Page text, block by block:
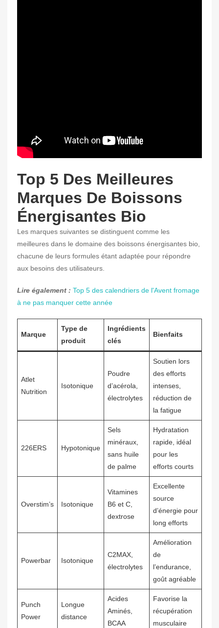
Top 5 Des Meilleures
Marques De Boissons
Énergisantes Bio
Les marques suivantes se distinguent comme les
meilleures dans le domaine des boissons énergisantes bio,
chacune de leurs formules étant adaptée pour répondre
aux besoins des utilisateurs.
Lire également : Top 5 des calendriers de l'Avent fromage
à ne pas manquer cette année
Marque
Type de
produit
Ingrédients
clés
Bienfaits
Atlet
Nutrition
Isotonique
Poudre
d’acérola,
électrolytes
Soutien lors
des efforts
intenses,
réduction de
la fatigue
226ERS Hypotonique
Sels
minéraux,
sans huile
de palme
Hydratation
rapide, idéal
pour les
efforts courts
Overstim’s Isotonique
Vitamines
B6 et C,
dextrose
Excellente
source
d’énergie pour
long efforts
Powerbar Isotonique
C2MAX,
électrolytes
Amélioration
de
l’endurance,
goût agréable
Punch
Power
Longue
distance
Acides
Aminés,
BCAA
Favorise la
récupération
musculaire